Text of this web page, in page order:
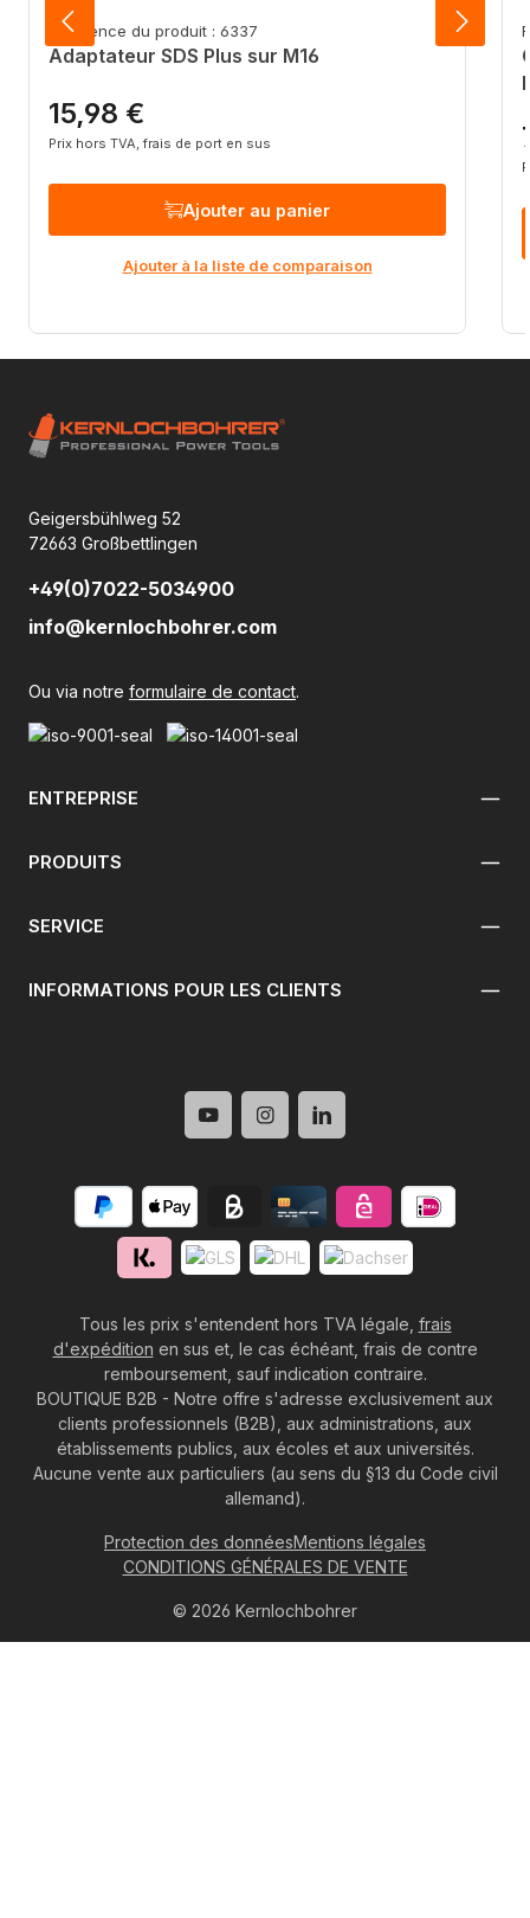
Référence du produit : 6337
Adaptateur SDS Plus sur M16
Prix régulier :
15,98 €
Prix hors TVA, frais de port en sus
Ajouter au panier
Ajouter à la liste de comparaison
Geigersbühlweg 52
72663 Großbettlingen
+49(0)7022-5034900
info@kernlochbohrer.com
Ou via notre formulaire de contact.
ENTREPRISE
PRODUITS
SERVICE
INFORMATIONS POUR LES CLIENTS
Tous les prix s'entendent hors TVA légale, frais
d'expédition en sus et, le cas échéant, frais de contre
remboursement, sauf indication contraire.
BOUTIQUE B2B - Notre offre s'adresse exclusivement aux
clients professionnels (B2B), aux administrations, aux
établissements publics, aux écoles et aux universités.
Aucune vente aux particuliers (au sens du §13 du Code civil
allemand).
© 2026 Kernlochbohrer
Protection des donnéesMentions légales
CONDITIONS GÉNÉRALES DE VENTE